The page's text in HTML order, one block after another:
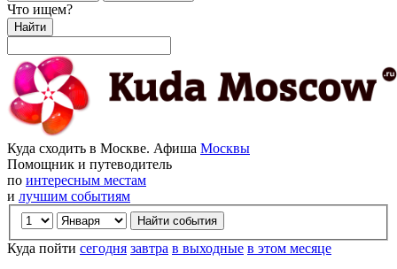
Что ищем?
Найти
Куда сходить в Москве. Афиша Москвы
Помощник и путеводитель
по интересным местам
и лучшим событиям
Куда пойти сегодня завтра в выходные в этом месяце